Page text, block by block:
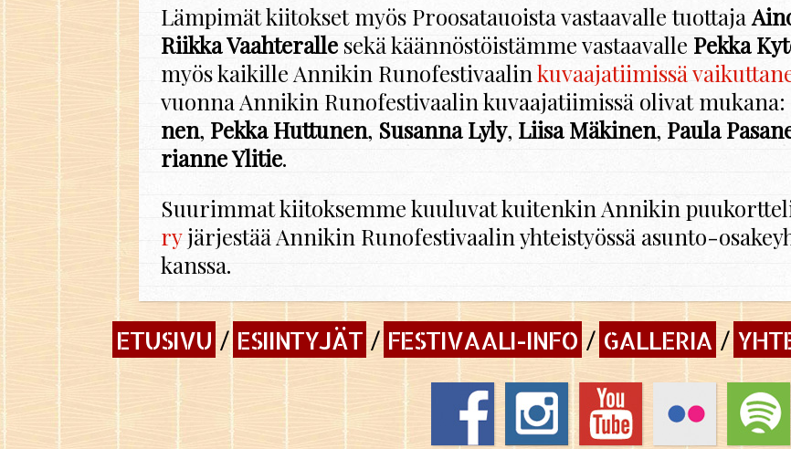
Läm­pi­mät kii­tok­set myös Proo­sa­tauois­ta vas­taa­val­le tuot­ta­ja
Riik­ka Vaah­te­ral­le sekä kään­nös­töis­täm­me vas­taa­val­le Pekka
myös kai­kil­le An­ni­kin Ru­no­fes­ti­vaa­linku­vaa­ja­tii­mis­sä
vuon­na An­ni­kin Ru­no­fes­ti­vaa­lin ku­vaa­ja­tii­mis­sä oli­vat mu­ka­na:
nen, Pekka Hut­tu­nen, Susan­na Lyly, Liisa Mä­ki­nen, Paula
rian­ne Yli­tie.
Suu­rim­mat kii­tok­sem­me kuu­lu­vat kui­ten­kin An­ni­kin
ryjär­jes­tää An­ni­kin Ru­no­fes­ti­vaa­lin yh­teis­työs­sä asun­to-
kans­sa.
ETUSIVU ESIINTYJÄT FESTIVAALI-INFO GALLERIA